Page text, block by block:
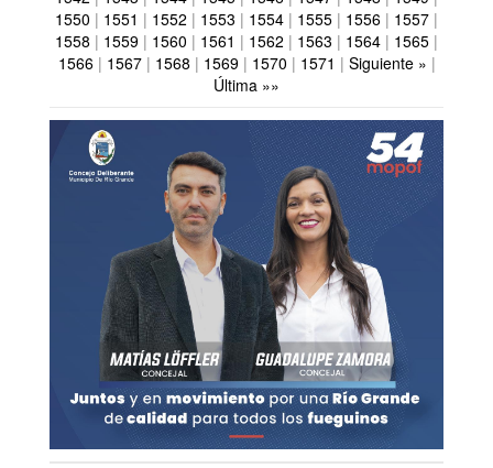
1550 | 1551 | 1552 | 1553 | 1554 | 1555 | 1556 | 1557 |
1558 | 1559 | 1560 | 1561 | 1562 | 1563 | 1564 | 1565 |
1566| 1567| 1568 | 1569| 1570 | 1571 | Siguiente » |
Última »»